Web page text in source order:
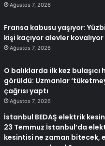
Ağustos 7, 2026
Fransa kabusu yaşıyor:
kişi kaçıyor alevler kovalıyor
Ağustos 7, 2026
O balıklarda ilk kez bulaşıcı
görüldü: Uzmanlar
çağrısı yaptı
Ağustos 7, 2026
İstanbul BEDAŞ elektrik
23 Temmuz İstanbul’da
kesintisi ne zaman bitecek,